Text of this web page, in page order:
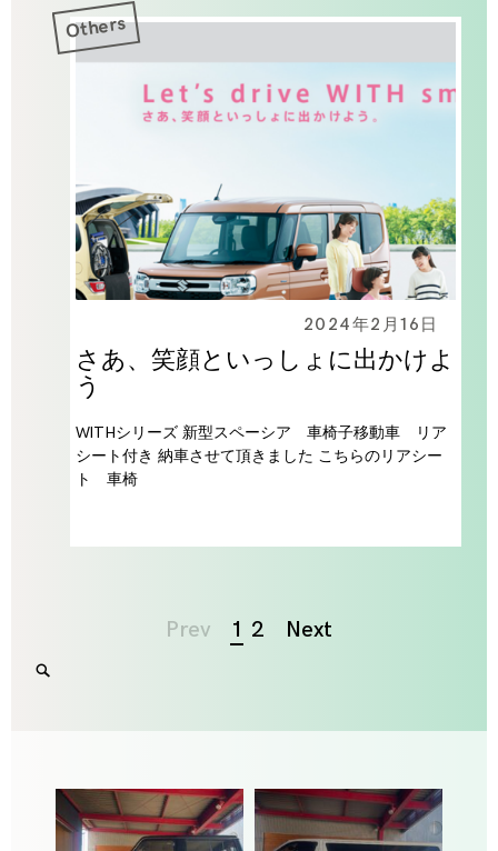
2024年2月16日
さあ、笑顔といっしょに出かけよ
う
WITHシリーズ 新型スペーシア 車椅子移動車 リア
シート付き 納車させて頂きました こちらのリアシー
ト 車椅
Others
Prev 1 2 Next
Search